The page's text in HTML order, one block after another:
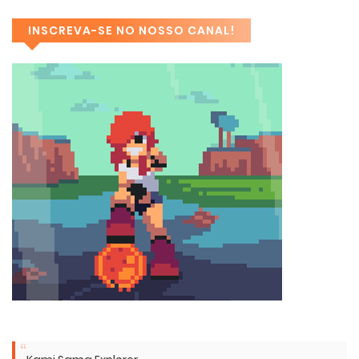
INSCREVA-SE NO NOSSO CANAL!